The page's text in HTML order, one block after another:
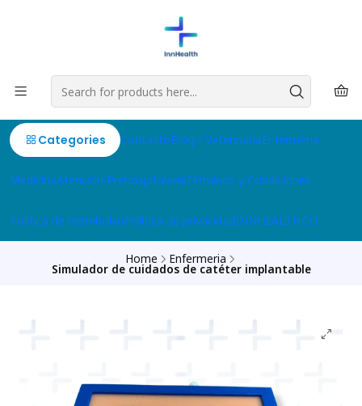
Categories ContactoBlog VeterinariaEnfermeria
MedicinaAtención PrehospitalariaTérminos y Condiciones
Politica de reembolsoPolítica de privacidadINNHEALTH.CO
Home Enfermeria
Simulador de cuidados de catéter implantable